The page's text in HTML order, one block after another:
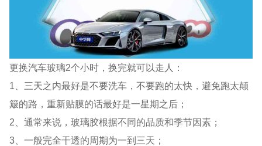
更换汽车玻璃2个小时，换完就可以走人：
1、三天之内最好是不要洗车，不要跑的太快，避免跑太颠
簸的路，重新贴膜的话最好是一星期之后；
2、通常来说，玻璃胶根据不同的品质和季节因素；
3、一般完全干透的周期为一到三天；